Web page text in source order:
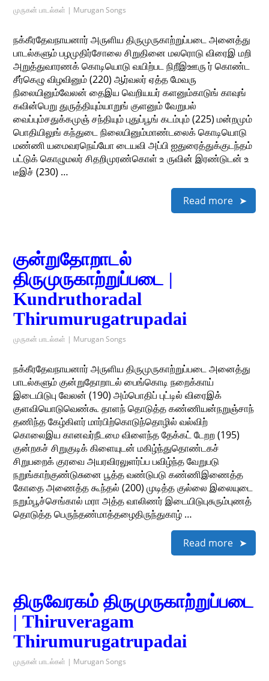
முருகன் பாடல்கள் | Murugan Songs
நக்கீரதேவநாயனார் அருளிய திருமுருகாற்றுப்படை அனைத்து
பாடல்களும் பழமுதிர்சோலை சிறுதினை மலரொடு விரைஇ மறி
அறுத்துவாரணக் கொடியொடு வயிற்பட நிறீஇஊரு ர் கொண்ட
சீர்கெழு விழவினும் (220) ஆர்வலர் ஏத்த மேவரு
நிலையினும்வேலன் தைஇய வெறியயர் களனும்காடுங் காவுங்
கவின்பெறு துருத்தியும்யாறுங் குளனும் வேறுபல்
வைப்பும்சதுக்கமுஞ் சந்தியும் புதுப்பூங் கடம்பும் (225) மன்றமும்
பொதியிலுங் கந்துடை நிலையினும்மாண்டலைக் கொடியொடு
மண்ணி யமைவரநெய்யோ டையவி அப்பி ஐதுரைத்துக்குடந்தம்
பட்டுக் கொழுமலர் சிதறிமுரண்கொள் உ ருவின் இரண்டுடன் உ
டீஇச் (230) …
Read more
குன்றுதோறாடல்
திருமுருகாற்றுப்படை |
Kundruthoradal
Thirumurugatrupadai
முருகன் பாடல்கள் | Murugan Songs
நக்கீரதேவநாயனார் அருளிய திருமுருகாற்றுப்படை அனைத்து
பாடல்களும் குன்றுதோறாடல் பைங்கொடி நறைக்காய்
இடையிடுபு வேலன் (190) அம்பொதிப் புட்டில் விரைஇக்
குளவியொடுவெண்கூ தாளந் தொடுத்த கண்ணியன்நறுஞ்சாந்
தணிந்த கேழ்கிளர் மார்பிற்கொடுந்தொழில் வல்விற்
கொலைஇய கானவர்நீடமை விளைந்த தேக்கட் டேறற (195)
குன்றகச் சிறுகுடிக் கிளையுடன் மகிழ்ந்துதொண்டகச்
சிறுபறைக் குரவை அயரவிரலுளர்ப்ப பவிழ்ந்த வேறுபடு
நறுங்காற்குண்டுசுனை பூத்த வண்டுபடு கண்ணிஇணைத்த
கோதை அணைத்த கூந்தல் (200) முடித்த குல்லை இலையுடை
நறும்பூச்செங்கால் மரா அத்த வாலிணர் இடையிடுபுசுரும்புணத்
தொடுத்த பெருந்தண்மாத்தழைதிருந்துகாழ் …
Read more
திருவேரகம் திருமுருகாற்றுப்படை
| Thiruveragam
Thirumurugatrupadai
முருகன் பாடல்கள் | Murugan Songs